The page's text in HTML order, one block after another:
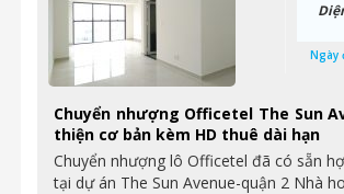
Chuyển nhượng Officetel The Sun
thiện cơ bản kèm HD thuê dài hạn
Chuyển nhượng lô Officetel đã có sẵn
tại dự án The Sun Avenue-quận 2 Nhà
Ngày